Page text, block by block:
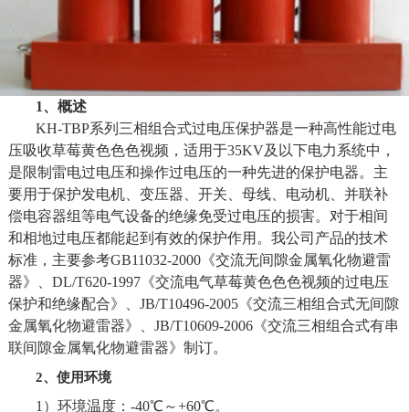
1、概述
KH-TBP系列三相组合式过电压保护器是一种高性能过电
压吸收草莓黄色色色视频，适用于35KV及以下电力系统中，
是限制雷电过电压和操作过电压的一种先进的保护电器。主
要用于保护发电机、变压器、开关、母线、电动机、并联补
偿电容器组等电气设备的绝缘免受过电压的损害。对于相间
和相地过电压都能起到有效的保护作用。 我公司产品的技术
标准，主要参考GB11032-2000《交流无间隙金属氧化物避雷
器》、 DL/T620-1997《交流电气草莓黄色色色视频的过电压
保护和绝缘配合》、JB/T10496-2005《交流三相组合式无间隙
金属氧化物避雷器》、JB/T10609-2006《交流三相组合式有串
联间隙金属氧化物避雷器》制订。
2、使用环境
1）环境温度：-40℃～+60℃。